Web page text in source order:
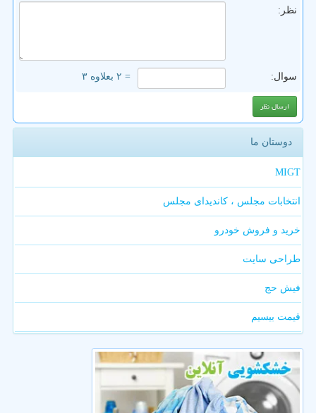
نظر:
سوال: = ۲ بعلاوه ۳
دوستان ما
MIGT
انتخابات مجلس ، کاندیدای مجلس
خرید و فروش خودرو
طراحی سایت
فیش حج
قیمت بیسیم